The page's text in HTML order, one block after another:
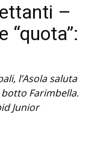
–
“quota”:
l’Asola saluta
Farimbella.
Junior